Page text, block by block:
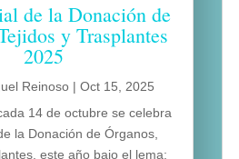
de la Donación de
y Trasplantes
2025
Reinoso |Oct 15, 2025
14 de octubre se celebra
la Donación de Órganos,
este año bajo el lema: